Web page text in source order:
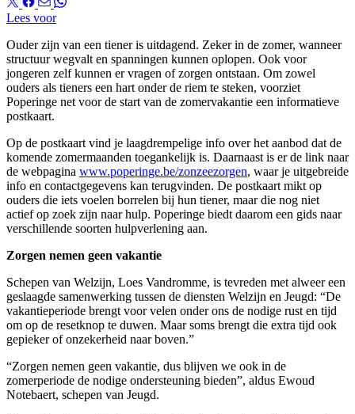
Lees voor
Ouder zijn van een tiener is uitdagend. Zeker in de zomer, wanneer
structuur wegvalt en spanningen kunnen oplopen. Ook voor
jongeren zelf kunnen er vragen of zorgen ontstaan. Om zowel
ouders als tieners een hart onder de riem te steken, voorziet
Poperinge net voor de start van de zomervakantie een informatieve
postkaart.
Op de postkaart vind je laagdrempelige info over het aanbod dat de
komende zomermaanden toegankelijk is. Daarnaast is er de link naar
de webpagina www.poperinge.be/zonzeezorgen, waar je uitgebreide
info en contactgegevens kan terugvinden. De postkaart mikt op
ouders die iets voelen borrelen bij hun tiener, maar die nog niet
actief op zoek zijn naar hulp. Poperinge biedt daarom een gids naar
verschillende soorten hulpverlening aan.
Zorgen nemen geen vakantie
Schepen van Welzijn, Loes Vandromme, is tevreden met alweer een
geslaagde samenwerking tussen de diensten Welzijn en Jeugd: “De
vakantieperiode brengt voor velen onder ons de nodige rust en tijd
om op de resetknop te duwen. Maar soms brengt die extra tijd ook
gepieker of onzekerheid naar boven.”
“Zorgen nemen geen vakantie, dus blijven we ook in de
zomerperiode de nodige ondersteuning bieden”, aldus Ewoud
Notebaert, schepen van Jeugd.